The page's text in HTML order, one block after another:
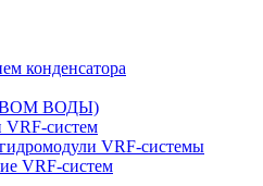
конденсатора
ВОДЫ)
VRF-систем
VRF-системы
VRF-систем